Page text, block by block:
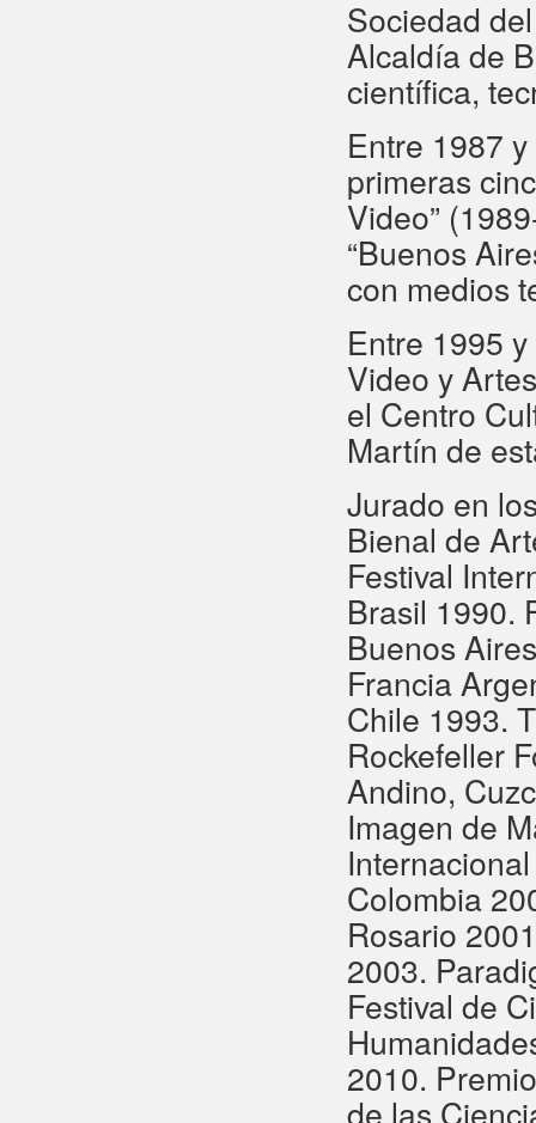
Sociedad
Alcaldía de
científica,
Entre 1987
primeras
Video”
“Buenos
con medios
Entre 1995
Video y
el Centro
Martín de
Jurado en
Bienal de
Festival
Brasil 1990.
Buenos
Francia
Chile 1993.
Rockefeller
Andino,
Imagen de
Colombia
Rosario
2003.
Festival de
2010.
de las